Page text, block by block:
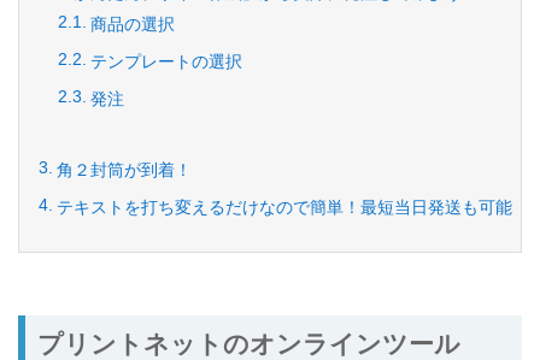
商品の選択
テンプレートの選択
発注
角２封筒が到着！
テキストを打ち変えるだけなので簡単！最短当日発送も可能
プリントネットのオンラインツール